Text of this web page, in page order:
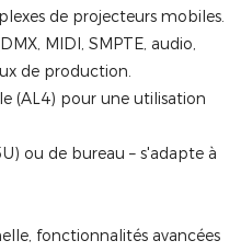
de projecteurs mobiles.
MIDI, SMPTE, audio,
de production.
(AL4) pour une utilisation
ou de bureau – s'adapte à
fonctionnalités avancées